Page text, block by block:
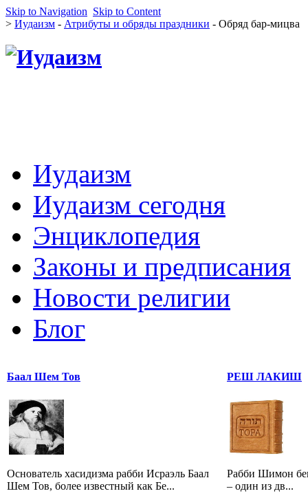
Skip to Navigation Skip to Content
> Иудаизм - Атрибуты и обряды праздники - Обряд бар-мицва
Иудаизм
Иудаизм сегодня
Энциклопедия
Законы и предписания
Новости религии
Блог
Баал Шем Тов
Основатель хасидизма рабби Исраэль Баал
Шем Тов, более известный как Бе...
РЕШ ЛАКИШ
Рабби Шимон
– один из дв...